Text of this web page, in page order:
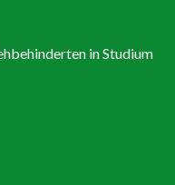
in Studium